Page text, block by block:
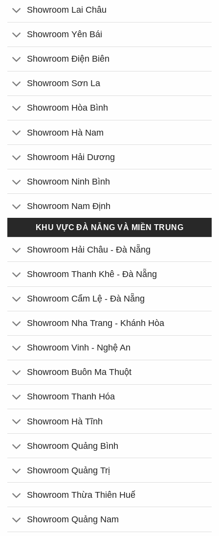
Showroom Lai Châu
Showroom Yên Bái
Showroom Điện Biên
Showroom Sơn La
Showroom Hòa Bình
Showroom Hà Nam
Showroom Hải Dương
Showroom Ninh Bình
Showroom Nam Định
KHU VỰC ĐÀ NẴNG VÀ MIỀN TRUNG
Showroom Hải Châu - Đà Nẵng
Showroom Thanh Khê - Đà Nẵng
Showroom Cẩm Lệ - Đà Nẵng
Showroom Nha Trang - Khánh Hòa
Showroom Vinh - Nghệ An
Showroom Buôn Ma Thuột
Showroom Thanh Hóa
Showroom Hà Tĩnh
Showroom Quảng Bình
Showroom Quảng Trị
Showroom Thừa Thiên Huế
Showroom Quảng Nam